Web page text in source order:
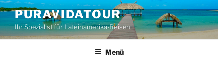
Zum
Inhalt
springen
PURAVIDATOUR
Ihr Spezialist für Lateinamerika-Reisen
Menü